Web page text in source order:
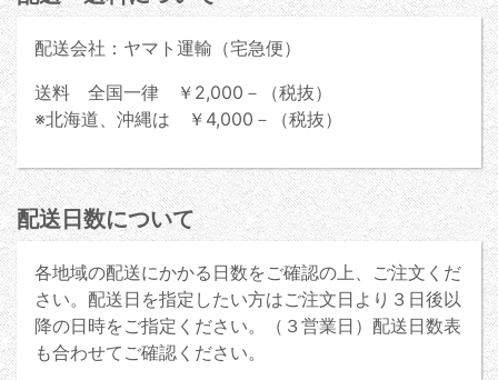
配送会社：ヤマト運輸（宅急便）
送料 全国一律 ￥2,000－（税抜）
※北海道、沖縄は ￥4,000－（税抜）
配送日数について
各地域の配送にかかる日数をご確認の上、ご注文くだ
さい。配送日を指定したい方はご注文日より３日後以
降の日時をご指定ください。（３営業日）配送日数表
も合わせてご確認ください。